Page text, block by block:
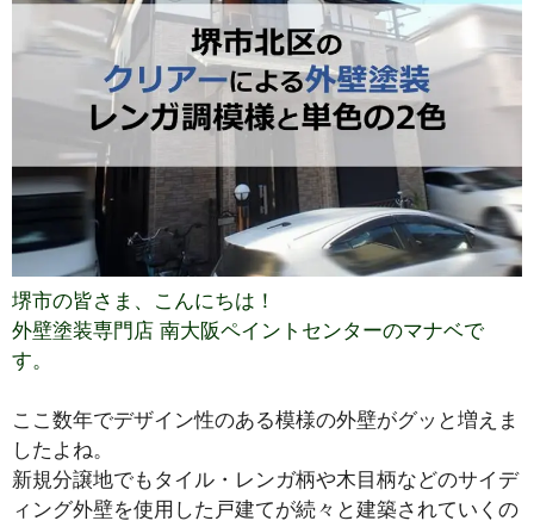
堺市の皆さま、こんにちは！
外壁塗装専門店 南大阪ペイントセンターのマナベで
す。
ここ数年でデザイン性のある模様の外壁がグッと増えま
したよね。
新規分譲地でもタイル・レンガ柄や木目柄などのサイデ
ィング外壁を使用した戸建てが続々と建築されていくの